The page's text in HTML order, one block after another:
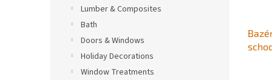
Lumber & Composites
Bath
Doors & Windows
Holiday Decorations
Window Treatments